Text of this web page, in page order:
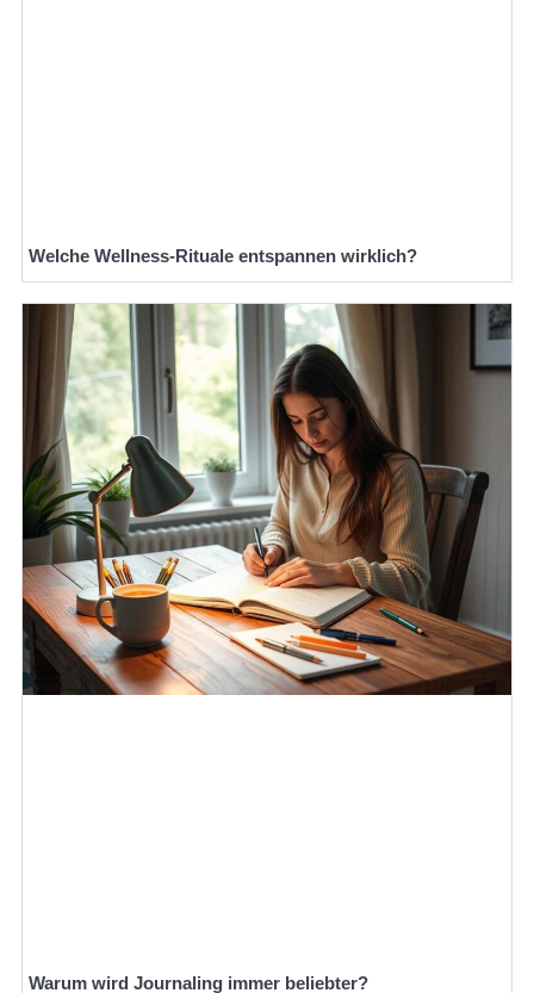
Welche Wellness-Rituale entspannen wirklich?
Warum wird Journaling immer beliebter?